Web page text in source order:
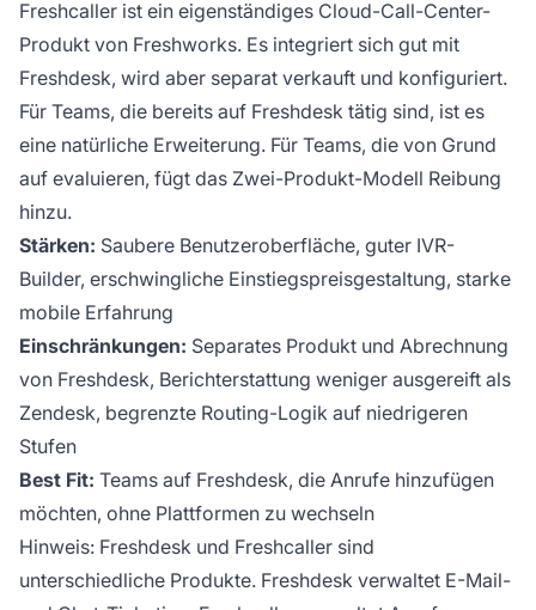
Freshcaller ist ein eigenständiges Cloud-Call-Center-
Produkt von Freshworks. Es integriert sich gut mit
Freshdesk, wird aber separat verkauft und konfiguriert.
Für Teams, die bereits auf Freshdesk tätig sind, ist es
eine natürliche Erweiterung. Für Teams, die von Grund
auf evaluieren, fügt das Zwei-Produkt-Modell Reibung
hinzu.
Stärken: Saubere Benutzeroberfläche, guter IVR-
Builder, erschwingliche Einstiegspreisgestaltung, starke
mobile Erfahrung
Einschränkungen: Separates Produkt und Abrechnung
von Freshdesk, Berichterstattung weniger ausgereift als
Zendesk, begrenzte Routing-Logik auf niedrigeren
Stufen
Best Fit: Teams auf Freshdesk, die Anrufe hinzufügen
möchten, ohne Plattformen zu wechseln
Hinweis: Freshdesk und Freshcaller sind
unterschiedliche Produkte. Freshdesk verwaltet E-Mail-